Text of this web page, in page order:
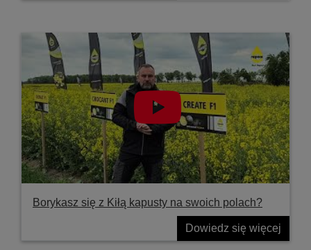
Borykasz się z Kiłą kapusty na swoich polach?
Dowiedz się więcej